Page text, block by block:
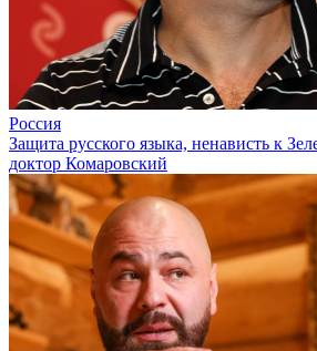
Россия
Защита русского языка, ненависть к
доктор Комаровский